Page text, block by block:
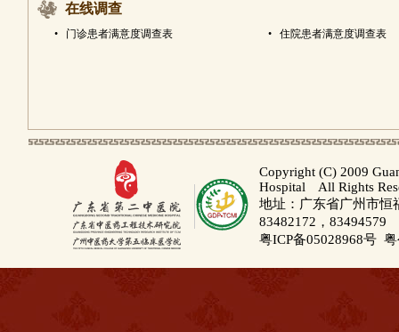
在线调查
• 门诊患者满意度调查表 • 住院患者满意度调查表
Copyright (C) 2009
Hospital All Rights
地址：广东省广州市
83482172，83494579
粤ICP备05028968号